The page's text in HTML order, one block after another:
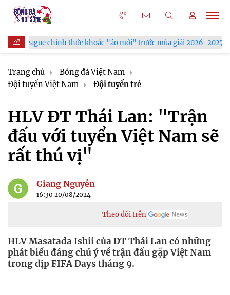
chính thức khoác "áo mới" trước mùa giải 2026-2027
Trang chủ
Bóng đá Việt Nam
Đội tuyển Việt Nam
Đội tuyển trẻ
HLV ĐT Thái Lan: "Trận
đấu với tuyển Việt Nam sẽ
rất thú vị"
Giang Nguyễn
16:30 20/08/2024
Theo dõi trên
HLV Masatada Ishii của ĐT Thái Lan có những
phát biểu đáng chú ý về trận đấu gặp Việt Nam
trong dịp FIFA Days tháng 9.